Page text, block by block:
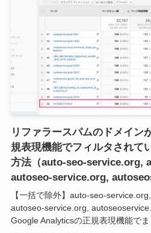
リファラースパムのドメイ
規表現機能でフィルタされて
方法（auto-seo-service.org,
autoseo-service.org,
【一括で除外】auto-seo-
autoseo-service.org,
Google Analyticsの正規表現機能で